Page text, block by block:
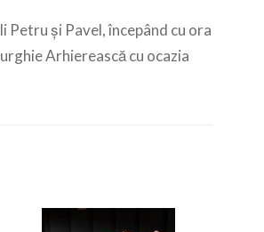
Petru şi Pavel, începând cu ora
Arhierească cu ocazia